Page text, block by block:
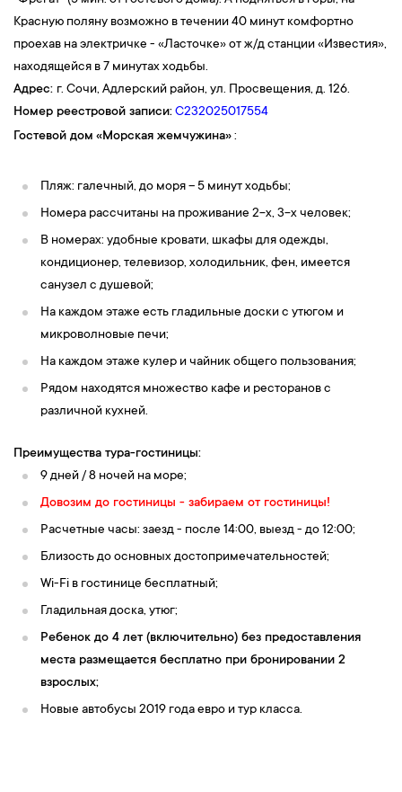
Красную поляну возможно в течении 40 минут комфортно
проехав на электричке - «Ласточке» от ж/д станции «Известия»,
находящейся в 7 минутах ходьбы.
Адрес: г. Сочи, Адлерский район, ул. Просвещения, д. 126.
Номер реестровой записи:С232025017554
Гостевой дом «Морская жемчужина»:
Пляж: галечный, до моря – 5 минут ходьбы;
Номера рассчитаны на проживание 2-х, 3-х человек;
В номерах: удобные кровати, шкафы для одежды,
кондиционер, телевизор, холодильник, фен, имеется
санузел с душевой;
На каждом этаже есть гладильные доски с утюгом и
микроволновые печи;
На каждом этаже кулер и чайник общего пользования;
Рядом находятся множество кафе и ресторанов с
различной кухней.
Преимущества тура-гостиницы:
9 дней / 8 ночей на море;
Довозим до гостиницы - забираем от гостиницы!
Расчетные часы: заезд - после 14:00, выезд - до 12:00;
Близость до основных достопримечательностей;
Wi-Fi в гостинице бесплатный;
Гладильная доска, утюг;
Ребенок до 4 лет (включительно) без предоставления
места размещается бесплатно при бронировании 2
взрослых;
Новые автобусы 2019 года евро и тур класса.